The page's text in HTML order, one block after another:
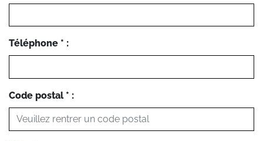
Téléphone * :
Code postal * :